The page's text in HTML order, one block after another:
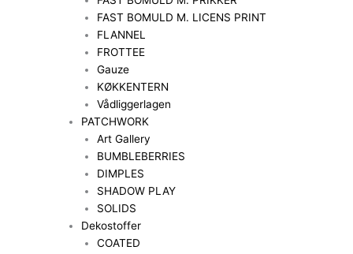
FAST BOMULD M. LICENS PRINT
FLANNEL
FROTTEE
Gauze
KØKKENTERN
Vådliggerlagen
PATCHWORK
Art Gallery
BUMBLEBERRIES
DIMPLES
SHADOW PLAY
SOLIDS
Dekostoffer
COATED